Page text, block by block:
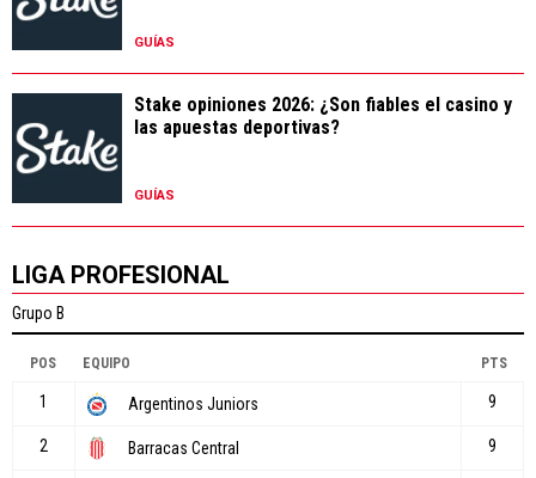
GUÍAS
Stake opiniones 2026: ¿Son fiables el casino y
las apuestas deportivas?
GUÍAS
LIGA PROFESIONAL